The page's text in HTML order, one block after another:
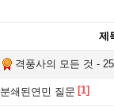
제
격풍사의 모든 것 -
분쇄된연민 질문 [1]